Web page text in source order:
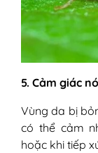
5. Cảm giác
Vùng da bị
có thể cảm
hoặc khi tiếp